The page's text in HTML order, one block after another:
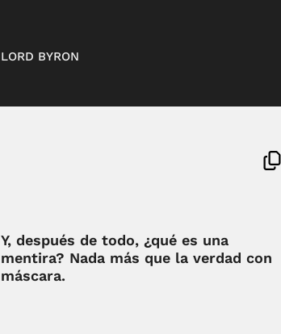
LORD BYRON
Y, después de todo, ¿qué es una
mentira? Nada más que la verdad con
máscara.